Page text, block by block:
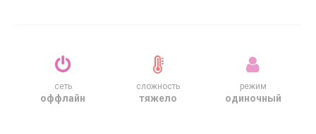
сеть
оффлайн
сложность
тяжело
режим
одиночный